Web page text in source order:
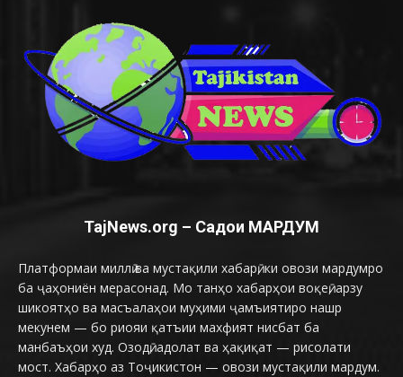
TajNews.org – Садои МАРДУМ
Платформаи миллӣ ва мустақили хабарӣ, ки овози мардумро
ба ҷаҳониён мерасонад. Мо танҳо хабарҳои воқеӣ, арзу
шикоятҳо ва масъалаҳои муҳими ҷамъиятиро нашр
мекунем — бо риояи қатъии махфият нисбат ба
манбаъҳои худ. Озодӣ, адолат ва ҳақиқат — рисолати
мост. Хабарҳо аз Тоҷикистон — овози мустақили мардум.